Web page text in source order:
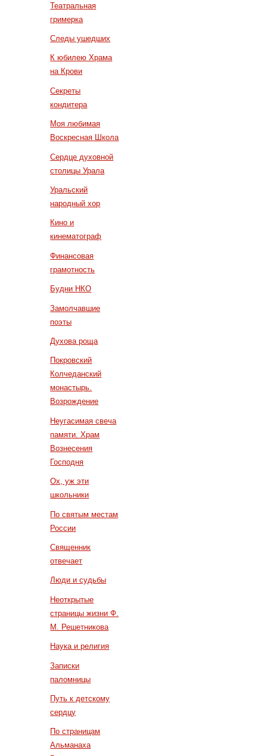
Театральная
гримерка
Следы ушедших
К юбилею Храма
на Крови
Секреты
кондитера
Моя любимая
Воскресная Школа
Сердце духовной
столицы Урала
Уральский
народный хор
Кино и
кинематограф
Финансовая
грамотность
Будни НКО
Замолчавшие
поэты
Духова роща
Покровский
Колчеданский
монастырь.
Возрождение
Неугасимая свеча
памяти. Храм
Вознесения
Господня
Ох, уж эти
школьники
По святым местам
России
Священник
отвечает
Люди и судьбы
Неоткрытые
страницы жизни Ф.
М. Решетникова
Наука и религия
Записки
паломницы
Путь к детскому
сердцу
По страницам
Альманаха